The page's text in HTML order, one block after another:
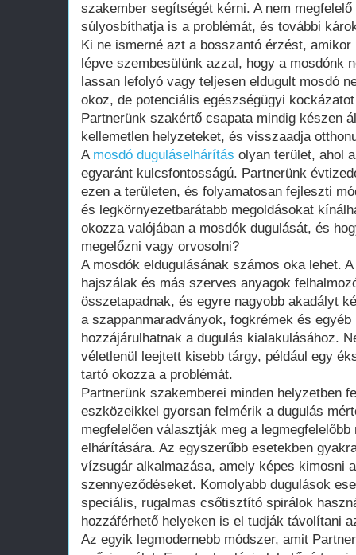
szakember segítségét kérni. A nem
súlyosbíthatja is a problémát, és további
Ki ne ismerné azt a bosszantó érzést,
lépve szembesülünk azzal, hogy a mosdónk
lassan lefolyó vagy teljesen eldugult mosdó
okoz, de potenciális egészségügyi
Partnerünk szakértő csapata mindig készen
kellemetlen helyzeteket, és visszaadja
A mosdó duguláselhárítás olyan terület, ahol
egyaránt kulcsfontosságú. Partnerünk
ezen a területen, és folyamatosan fejleszti
és legkörnyezetbarátabb megoldásokat
okozza valójában a mosdók dugulását, és
megelőzni vagy orvosolni?
A mosdók eldugulásának számos oka lehet.
hajszálak és más szerves anyagok
összetapadnak, és egyre nagyobb akadályt
a szappanmaradványok, fogkrémek és
hozzájárulhatnak a dugulás kialakulásához.
véletlenül leejtett kisebb tárgy, például egy
tartó okozza a problémát.
Partnerünk szakemberei minden helyzetben
eszközeikkel gyorsan felmérik a dugulás
megfelelően választják meg a
elhárítására. Az egyszerűbb esetekben
vízsugár alkalmazása, amely képes kimosni
szennyeződéseket. Komolyabb dugulások
speciális, rugalmas csőtisztító spirálok
hozzáférhető helyeken is el tudják távolítani
Az egyik legmodernebb módszer, amit